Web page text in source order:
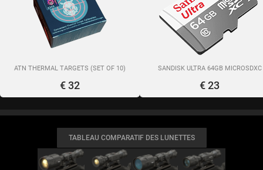
ATN THERMAL TARGETS (SET OF 10)
€ 32
SANDISK ULTRA 64GB MICROSDXC
€ 23
TABLEAU COMPARATIF DES LUNETTES